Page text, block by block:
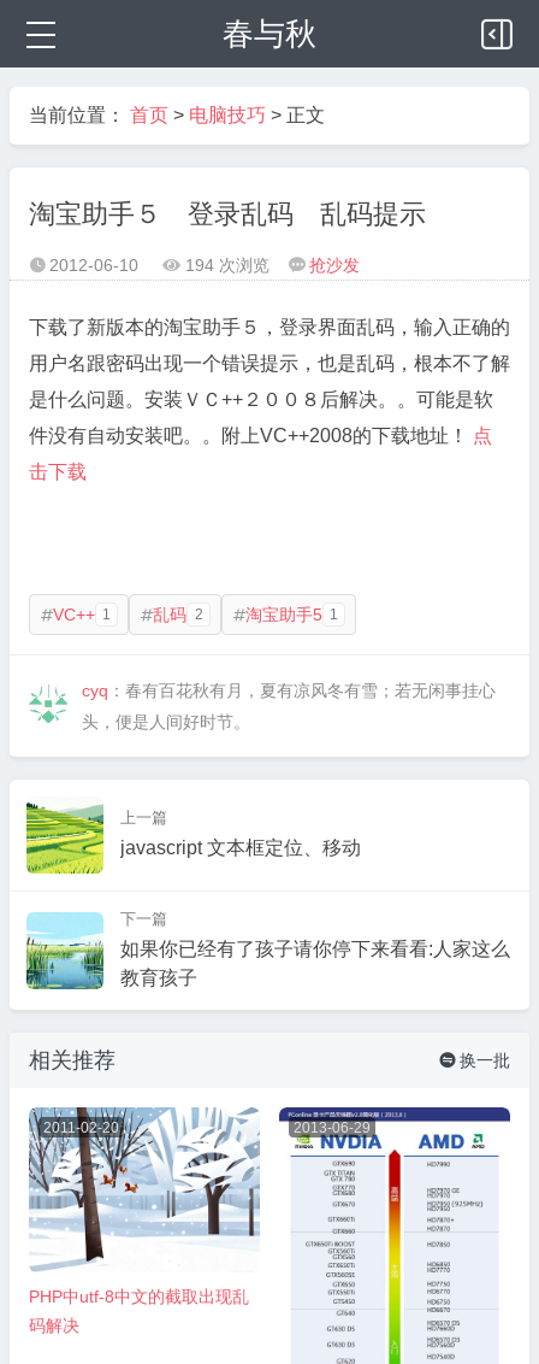
春与秋
当前位置： 首页 > 电脑技巧 > 正文
淘宝助手５ 登录乱码 乱码提示
 2012-06-10  194 次浏览  抢沙发
下载了新版本的淘宝助手５，登录界面乱码，输入正确的
用户名跟密码出现一个错误提示，也是乱码，根本不了解
是什么问题。安装ＶＣ++２００８后解决。。可能是软
件没有自动安装吧。。附上VC++2008的下载地址！
点
击下载
VC++ 1 乱码 2 淘宝助手5 1
cyq ：春有百花秋有月，夏有凉风冬有雪；若无闲事挂心
头，便是人间好时节。
上一篇
javascript 文本框定位、移动
下一篇
如果你已经有了孩子请你停下来看看:人家这么
教育孩子
相关推荐  换一批
2011-02-20
PHP中utf-8中文的截取出现乱
码解决
2013-06-29